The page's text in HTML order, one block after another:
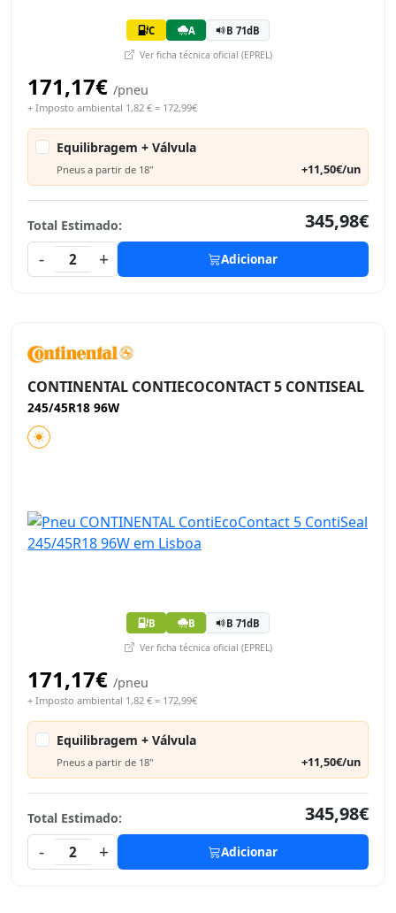
C A B 71dB
Ver ficha técnica oficial (EPREL)
171,17€ /pneu
+ Imposto ambiental 1,82 € = 172,99€
Equilibragem + Válvula
Pneus a partir de 18" +11,50€/un
Total Estimado:
345,98€
-
2 + Adicionar
CONTINENTAL CONTIECOCONTACT 5 CONTISEAL
245/45R18 96W
B B B 71dB
Ver ficha técnica oficial (EPREL)
171,17€ /pneu
+ Imposto ambiental 1,82 € = 172,99€
Equilibragem + Válvula
Pneus a partir de 18" +11,50€/un
Total Estimado:
345,98€
-
2 + Adicionar